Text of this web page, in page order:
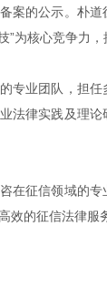
案的公示。朴
为核心竞争力
专业团队，担
法律实践及理
在征信领域的
效的征信法律服